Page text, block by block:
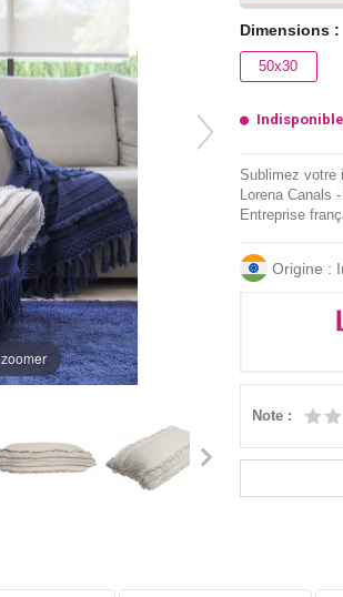
Dimensions :
50x30
Indisponible
Sublimez votre
Lorena
Entreprise
Origine :
Note :